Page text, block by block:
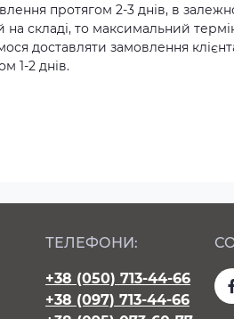
протягом 2-3 днів, в
на складі, то максимальний
доставляти замовлення
1-2 днів.
ТЕЛЕФОНИ:
+38 (050) 713-44-66
+38 (097) 713-44-66